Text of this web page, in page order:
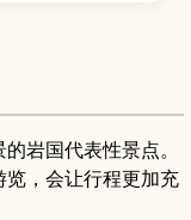
岩国代表性景点。
，会让行程更加充